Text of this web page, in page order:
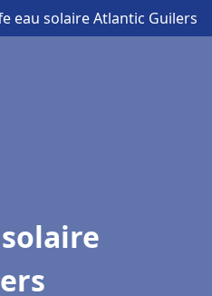
eau solaire Atlantic Guilers